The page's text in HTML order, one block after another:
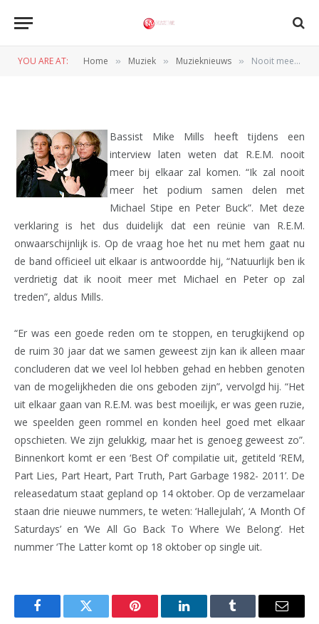
YOU ARE AT: Home » Muziek » Muzieknieuws » Nooit meer R.E.M.
Bassist Mike Mills heeft tijdens een
interview laten weten dat R.E.M. nooit
meer bij elkaar zal komen. “Ik zal nooit
meer het podium samen delen met
Michael Stipe en Peter Buck”. Met deze
verklaring is het dus duidelijk dat een reünie van R.E.M.
onwaarschijnlijk is. Op de vraag hoe het nu met hem gaat nu
de band officieel uit elkaar is antwoordde hij, “Natuurlijk ben ik
verdrietig dat ik nooit meer met Michael en Peter op zal
treden”, aldus Mills.
“Er was een goede reden om te stoppen, en terugkijkend op
de ruim 30 jaar dat we samen geweest zijn kan ik alleen maar
concluderen dat we veel lol hebben gehad en hebben genoten
van de mogelijkheden die ons geboden zijn”, vervolgd hij. “Het
uit elkaar gaan van R.E.M. was best moeilijk, er was geen ruzie,
we speelden geen rommel en konden heel goed met elkaar
opschieten. We zijn gelukkig, maar het is genoeg geweest zo”.
Binnenkort komt er een ‘Best Of’ compilatie uit, getiteld ‘REM,
Part Lies, Part Heart, Part Truth, Part Garbage 1982- 2011’. De
releasedatum staat gepland op 14 oktober. Op de verzamelaar
staan drie nieuwe nummers, te weten: ‘Hallejulah’, ‘A Month Of
Saturdays’ en ‘We All Go Back To Where We Belong’. Het
nummer ‘The Latter komt op 18 oktober op single uit.
FacebookTwitter Pinterest LinkedInTumblr Email